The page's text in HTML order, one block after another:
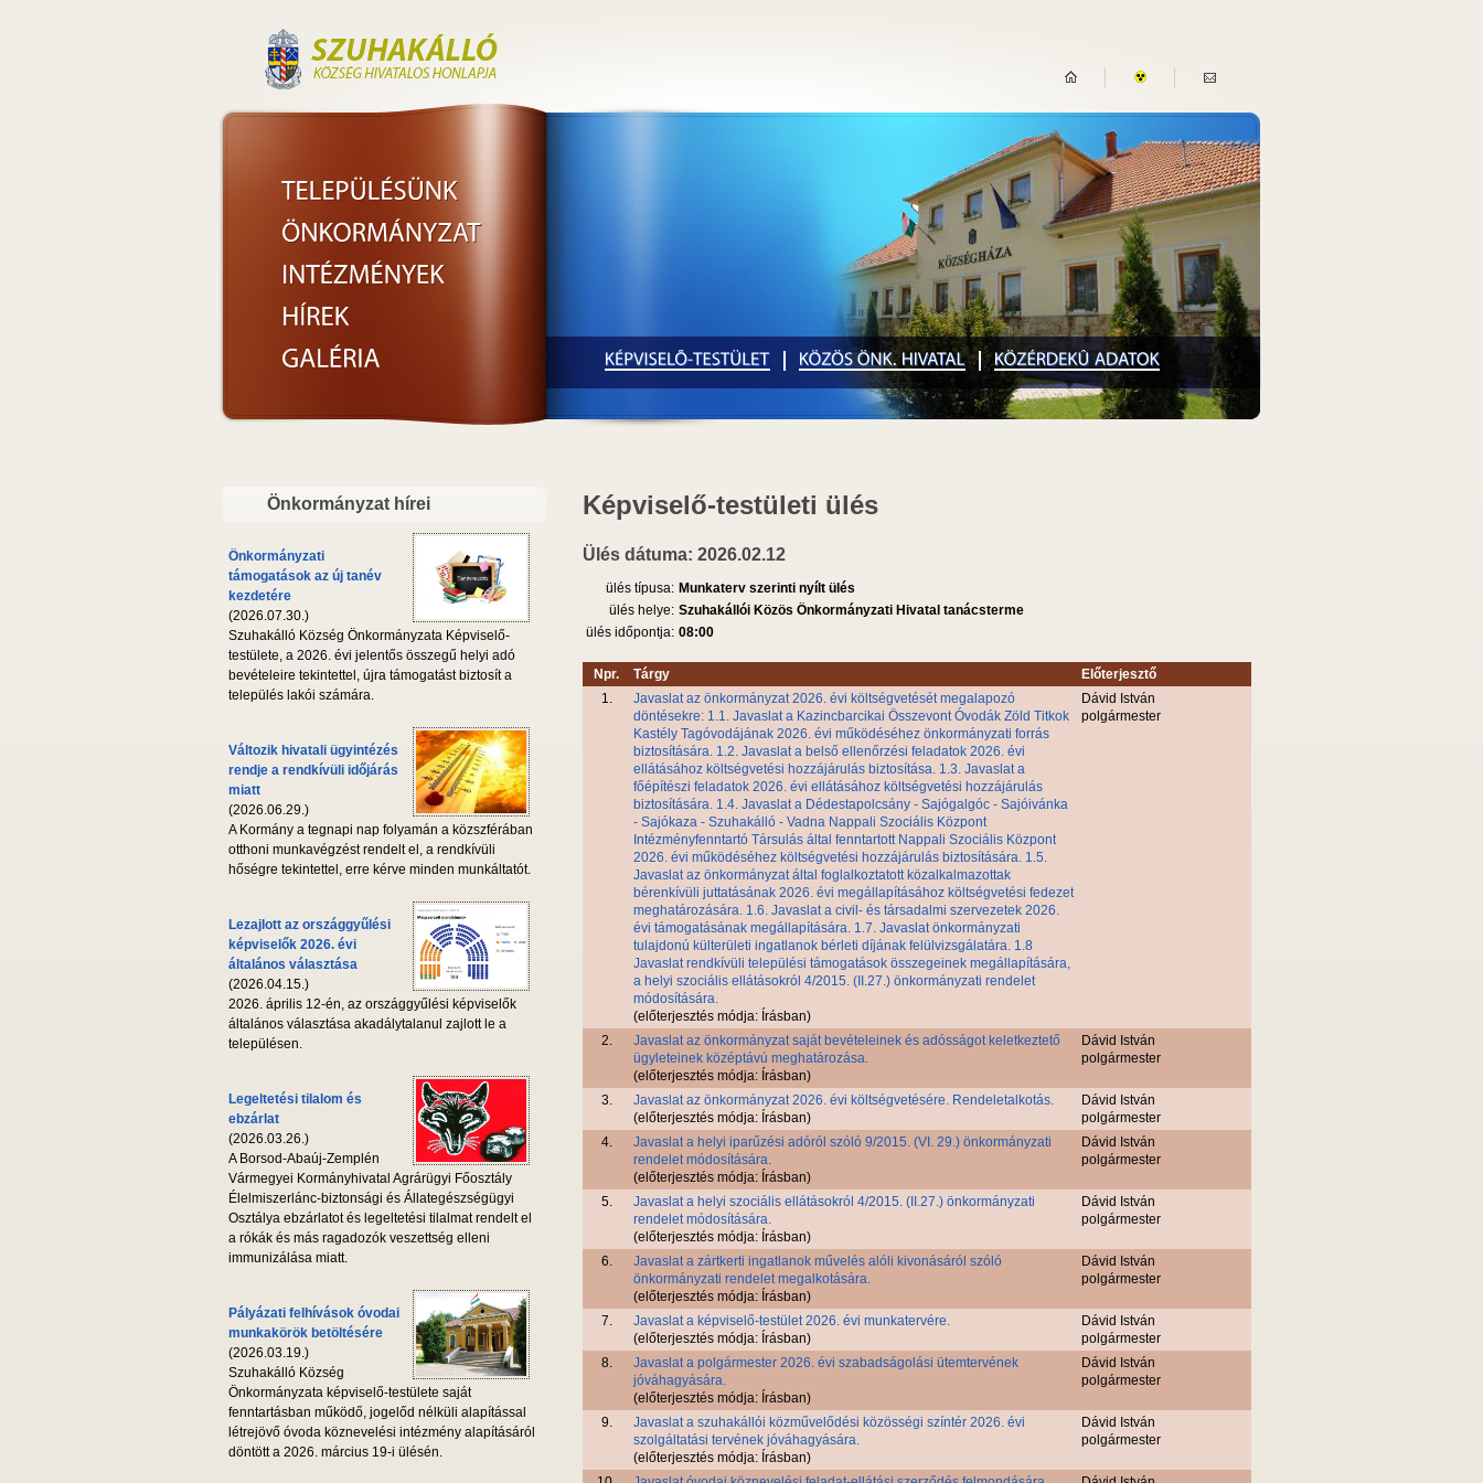
Önkormányzat hírei
Önkormányzati
támogatások az új tanév
kezdetére
(2026.07.30.)
Szuhakálló Község Önkormányzata Képviselő-
testülete, a 2026. évi jelentős összegű helyi adó
bevételeire tekintettel, újra támogatást biztosít a
település lakói számára.
Változik hivatali ügyintézés
rendje a rendkívüli időjárás
miatt
(2026.06.29.)
A Kormány a tegnapi nap folyamán a közszférában
otthoni munkavégzést rendelt el, a rendkívüli
hőségre tekintettel, erre kérve minden munkáltatót.
Lezajlott az országgyűlési
képviselők 2026. évi
általános választása
(2026.04.15.)
2026. április 12-én, az országgyűlési képviselők
általános választása akadálytalanul zajlott le a
településen.
Legeltetési tilalom és
ebzárlat
(2026.03.26.)
A Borsod-Abaúj-Zemplén
Vármegyei Kormányhivatal Agrárügyi Főosztály
Élelmiszerlánc-biztonsági és Állategészségügyi
Osztálya ebzárlatot és legeltetési tilalmat rendelt el
a rókák és más ragadozók veszettség elleni
immunizálása miatt.
Pályázati felhívások óvodai
munkakörök betöltésére
(2026.03.19.)
Szuhakálló Község
Önkormányzata képviselő-testülete saját
fenntartásban működő, jogelőd nélküli alapítással
létrejövő óvoda köznevelési intézmény alapításáról
döntött a 2026. március 19-i ülésén.
Képviselő-testületi ülés
Ülés dátuma: 2026.02.12
ülés típusa: Munkaterv szerinti nyílt ülés
ülés helye: Szuhakállói Közös Önkormányzati Hivatal tanácsterme
ülés időpontja: 08:00
Npr. Tárgy
Előterjesztő
1.
Javaslat az önkormányzat 2026. évi költségvetését megalapozó
döntésekre: 1.1. Javaslat a Kazincbarcikai Összevont Óvodák Zöld Titkok
Kastély Tagóvodájának 2026. évi működéséhez önkormányzati forrás
biztosítására. 1.2. Javaslat a belső ellenőrzési feladatok 2026. évi
ellátásához költségvetési hozzájárulás biztosítása. 1.3. Javaslat a
főépítészi feladatok 2026. évi ellátásához költségvetési hozzájárulás
biztosítására. 1.4. Javaslat a Dédestapolcsány - Sajógalgóc - Sajóivánka
- Sajókaza - Szuhakálló - Vadna Nappali Szociális Központ
Intézményfenntartó Társulás által fenntartott Nappali Szociális Központ
2026. évi működéséhez költségvetési hozzájárulás biztosítására. 1.5.
Javaslat az önkormányzat által foglalkoztatott közalkalmazottak
bérenkívüli juttatásának 2026. évi megállapításához költségvetési fedezet
meghatározására. 1.6. Javaslat a civil- és társadalmi szervezetek 2026.
évi támogatásának megállapítására. 1.7. Javaslat önkormányzati
tulajdonú külterületi ingatlanok bérleti díjának felülvizsgálatára. 1.8
Javaslat rendkívüli települési támogatások összegeinek megállapítására,
a helyi szociális ellátásokról 4/2015. (II.27.) önkormányzati rendelet
módosítására.
(előterjesztés módja: Írásban)
Dávid István
polgármester
2.
Javaslat az önkormányzat saját bevételeinek és adósságot keletkeztető
ügyleteinek középtávú meghatározása.
(előterjesztés módja: Írásban)
Dávid István
polgármester
3.
Javaslat az önkormányzat 2026. évi költségvetésére. Rendeletalkotás.
(előterjesztés módja: Írásban)
Dávid István
polgármester
4.
Javaslat a helyi iparűzési adóról szóló 9/2015. (VI. 29.) önkormányzati
rendelet módosítására.
(előterjesztés módja: Írásban)
Dávid István
polgármester
5.
Javaslat a helyi szociális ellátásokról 4/2015. (II.27.) önkormányzati
rendelet módosítására.
(előterjesztés módja: Írásban)
Dávid István
polgármester
6.
Javaslat a zártkerti ingatlanok művelés alóli kivonásáról szóló
önkormányzati rendelet megalkotására.
(előterjesztés módja: Írásban)
Dávid István
polgármester
7.
Javaslat a képviselő-testület 2026. évi munkatervére.
(előterjesztés módja: Írásban)
Dávid István
polgármester
8.
Javaslat a polgármester 2026. évi szabadságolási ütemtervének
jóváhagyására.
(előterjesztés módja: Írásban)
Dávid István
polgármester
9.
Javaslat a szuhakállói közművelődési közösségi színtér 2026. évi
szolgáltatási tervének jóváhagyására.
(előterjesztés módja: Írásban)
Dávid István
polgármester